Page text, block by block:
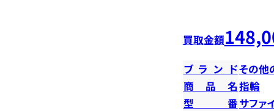
買取金額
ブランドその他
商品名指輪
型番サファ